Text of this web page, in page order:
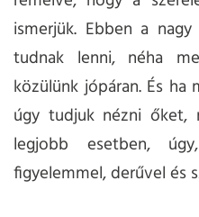
ismerjük. Ebben a
tudnak lenni, néha
közülünk jópáran. És
úgy tudjuk nézni őket,
legjobb esetben,
figyelemmel, derűvel és